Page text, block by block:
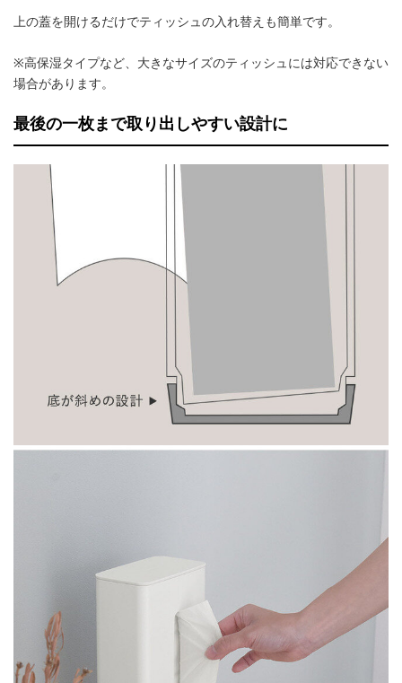
上の蓋を開けるだけでティッシュの入れ替えも簡単です。
※高保湿タイプなど、大きなサイズのティッシュには対応できない
場合があります。
最後の一枚まで取り出しやすい設計に